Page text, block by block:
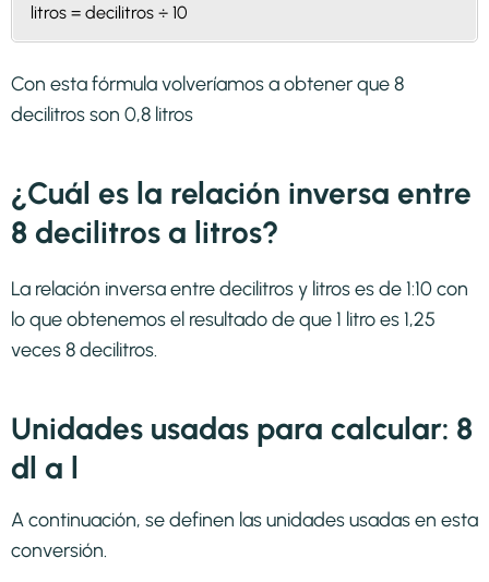
litros = decilitros ÷ 10
Con esta fórmula volveríamos a obtener que 8
decilitros son 0,8 litros
¿Cuál es la relación inversa entre
8 decilitros a litros?
La relación inversa entre decilitros y litros es de 1:10 con
lo que obtenemos el resultado de que 1 litro es 1,25
veces 8 decilitros.
Unidades usadas para calcular: 8
dl a l
A continuación, se definen las unidades usadas en esta
conversión.